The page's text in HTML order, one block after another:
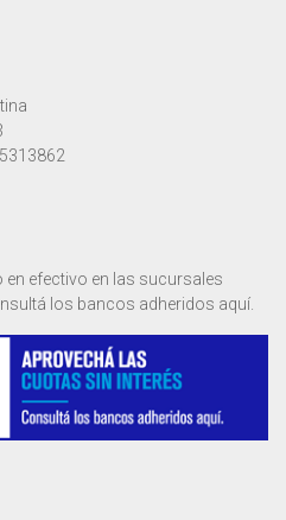
en efectivo en las sucursales
los bancos adheridos aquí.